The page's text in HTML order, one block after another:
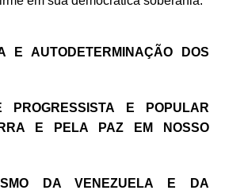
E AUTODETERMINAÇÃO DOS
PROGRESSISTA E POPULAR
E PELA PAZ EM NOSSO
DA VENEZUELA E DA